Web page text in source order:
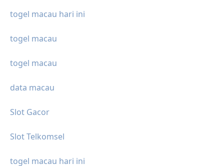
togel macau hari ini
togel macau
togel macau
data macau
Slot Gacor
Slot Telkomsel
togel macau hari ini